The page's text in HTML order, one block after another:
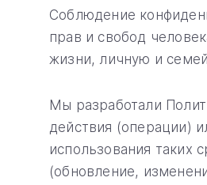
Соблюдение
прав и свобод
жизни, личную и
Мы разработали
действия (операции)
использования таких
(обновление,